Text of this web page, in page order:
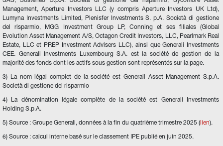
Management, Aperture Investors LLC (y compris Aperture Investors UK Ltd),
Lumyna Investments Limited, Plenisfer Investments S. p.A. Società di gestione
del risparmio, MGG Investment Group LP, Conning et ses filiales (Global
Evolution Asset Management A/S, Octagon Credit Investors, LLC, Pearlmark Real
Estate, LLC et PREP Investment Advisers LLC), ainsi que Generali Investments
CEE. Generali Investments Luxembourg S.A. est la société de gestion de la
majorité des fonds dont les actifs sous gestion sont représentés sur la page.
3) La nom légal complet de la société est Generali Asset Management S.p.A.
Società di gestione del risparmio
4) La dénomination légale complète de la société est Generali Investments
Holding S.p.A.
5) Source : Groupe Generali, données à la fin du quatrième trimestre 2025 ( lien).
6) Source : calcul interne basé sur le classement IPE publié en juin 2025.